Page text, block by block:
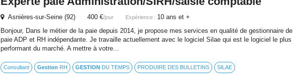
Asnières-sur-Seine (92) 400 €/jour Expérience : 10 ans et +
Bonjour, Dans le métier de la paie depuis 2014, je propose mes services en qualité de gestionnaire de
paie ADP et RH indépendante. Je travaille actuellement avec le logiciel Silae qui est le logiciel le plus
performant du marché. A mettre à votre...
Consultant Gestion RH GESTIONDU TEMPS PRODUIRE DES BULLETINS SILAE